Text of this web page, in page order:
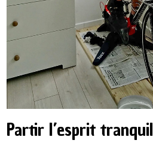
Partir l’esprit